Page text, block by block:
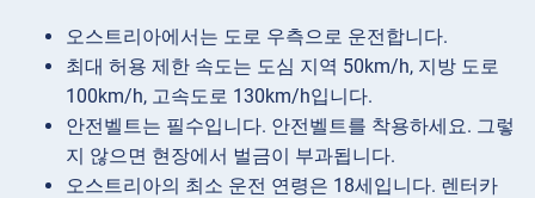
오스트리아에서는 도로 우측으로 운전합니다.
최대 허용 제한 속도는 도심 지역 50km/h, 지방 도로
100km/h, 고속도로 130km/h입니다.
안전벨트는 필수입니다. 안전벨트를 착용하세요. 그렇
지 않으면 현장에서 벌금이 부과됩니다.
오스트리아의 최소 운전 연령은 18세입니다. 렌터카